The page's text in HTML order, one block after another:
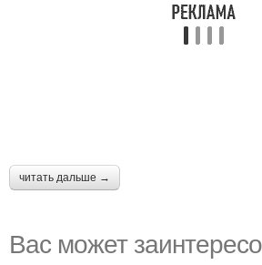
читать дальше →
Вас может